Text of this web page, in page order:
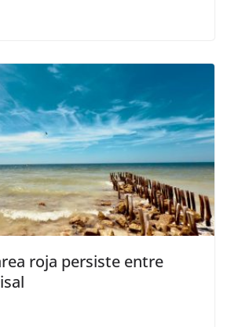
roja persiste entre